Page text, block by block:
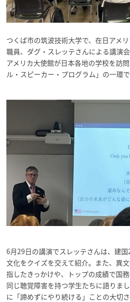
つくば市の筑波技術大学で、在日アメ
職員、ダグ・スレッテさんによる講演
アメリカ大使館が日本各地の学校を訪
ル・スピーカー・プログラム」の一環で
6月29日の講演でスレッテさんは、建
文化をクイズを交えて紹介。また、異
指したきっかけや、トップの成績で国
同じ聴覚障害を持つ学生たちに語りま
に「諦めずにやり続ける」ことの大切